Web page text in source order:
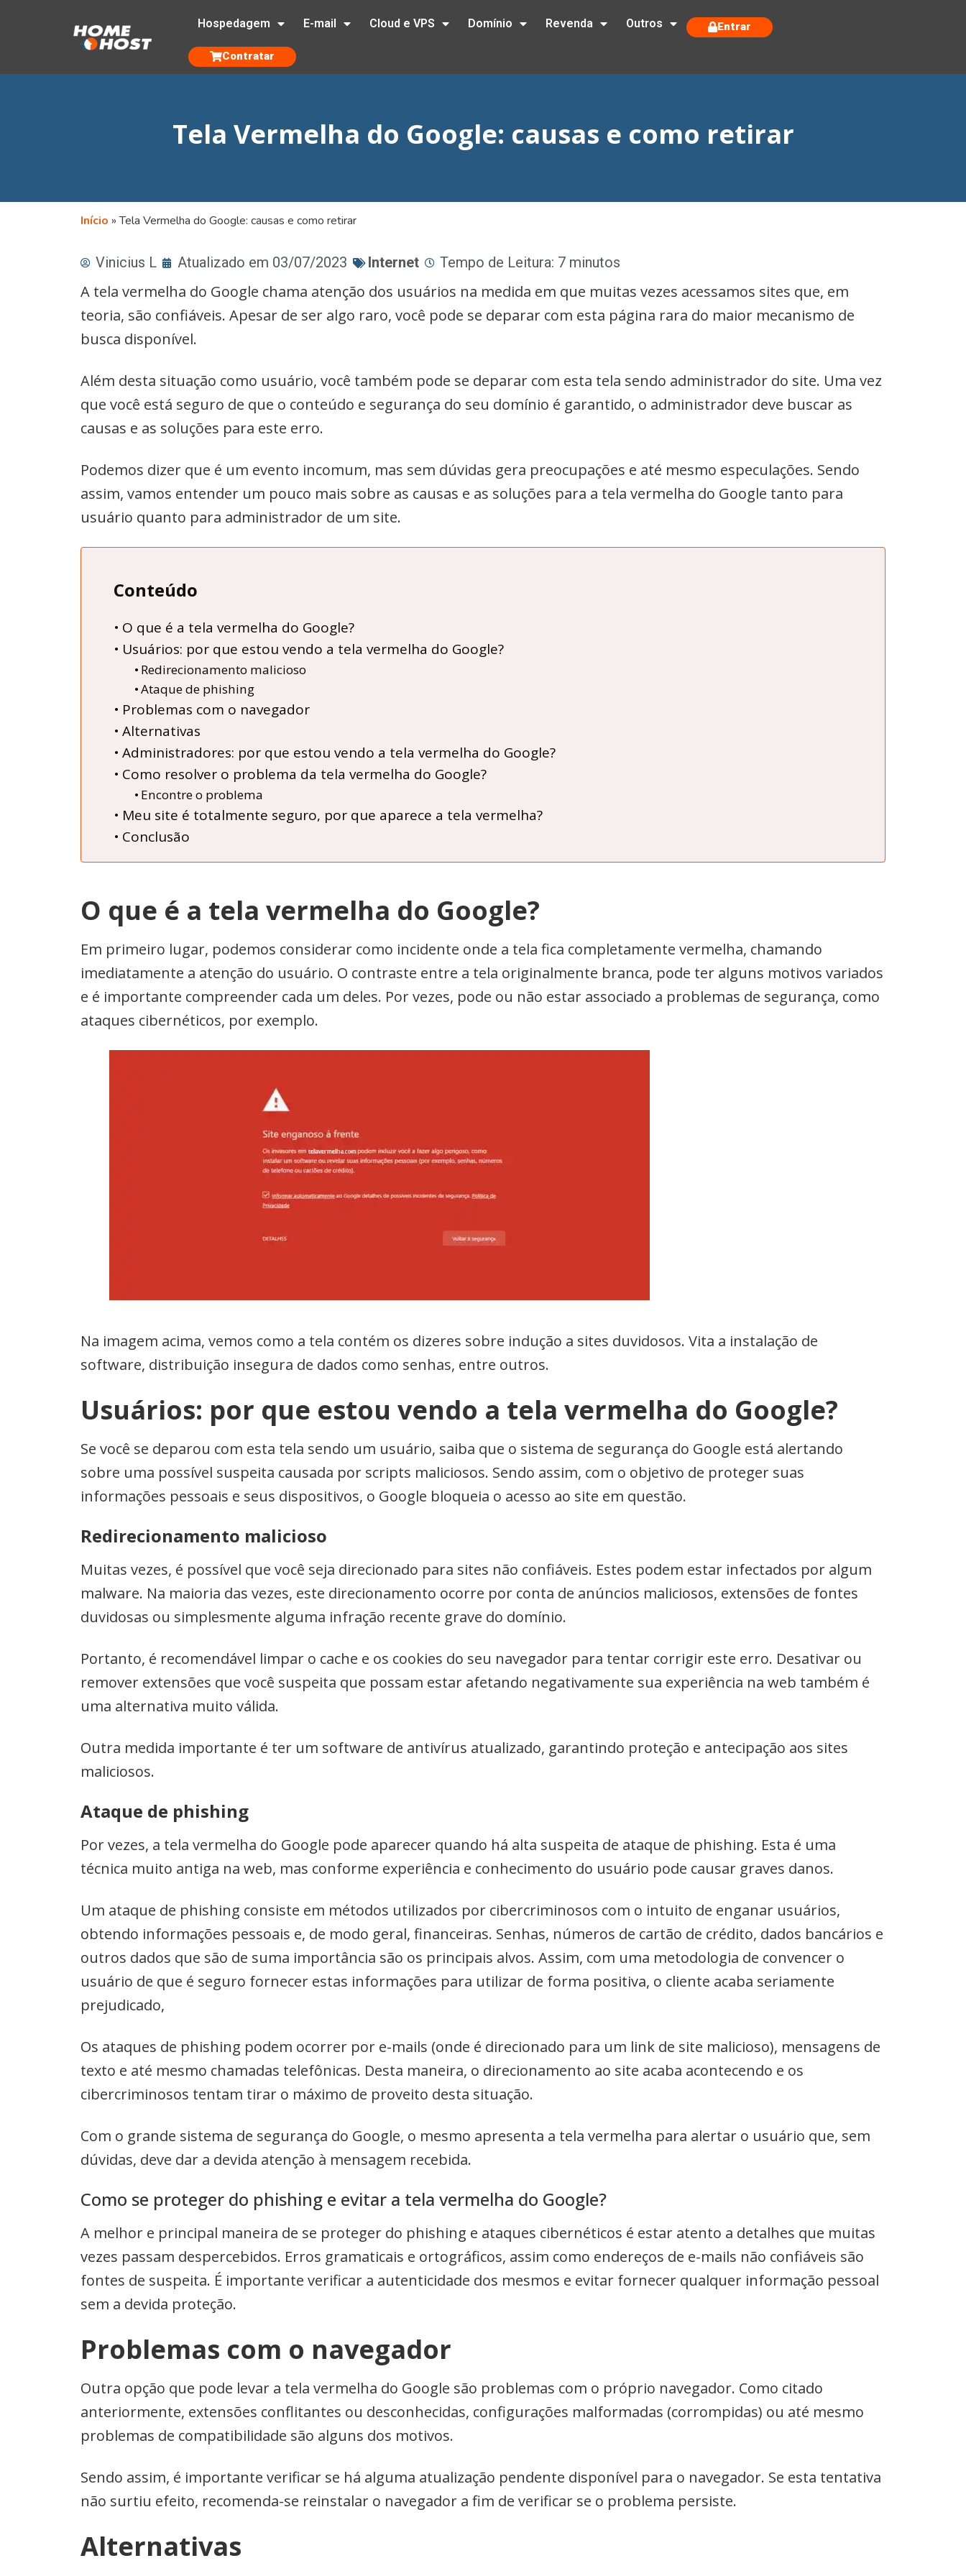
Hospedagem E-mail Cloud e VPS Domínio Revenda Outros Entrar
Contratar
Tela Vermelha do Google: causas e como retirar
Início »Tela Vermelha do Google: causas e como retirar
Vinicius L Atualizado em 03/07/2023 Internet Tempo de Leitura: 7 minutos
A tela vermelha do Google chama atenção dos usuários na medida em que muitas vezes acessamos sites que, em
teoria, são confiáveis. Apesar de ser algo raro, você pode se deparar com esta página rara do maior mecanismo de
busca disponível.
Além desta situação como usuário, você também pode se deparar com esta tela sendo administrador do site. Uma vez
que você está seguro de que o conteúdo e segurança do seu domínio é garantido, o administrador deve buscar as
causas e as soluções para este erro.
Podemos dizer que é um evento incomum, mas sem dúvidas gera preocupações e até mesmo especulações. Sendo
assim, vamos entender um pouco mais sobre as causas e as soluções para a tela vermelha do Google tanto para
usuário quanto para administrador de um site.
Conteúdo
O que é a tela vermelha do Google?
Usuários: por que estou vendo a tela vermelha do Google?
Redirecionamento malicioso
Ataque de phishing
Problemas com o navegador
Alternativas
Administradores: por que estou vendo a tela vermelha do Google?
Como resolver o problema da tela vermelha do Google?
Encontre o problema
Meu site é totalmente seguro, por que aparece a tela vermelha?
Conclusão
O que é a tela vermelha do Google?
Em primeiro lugar, podemos considerar como incidente onde a tela fica completamente vermelha, chamando
imediatamente a atenção do usuário. O contraste entre a tela originalmente branca, pode ter alguns motivos variados
e é importante compreender cada um deles. Por vezes, pode ou não estar associado a problemas de segurança, como
ataques cibernéticos, por exemplo.
Na imagem acima, vemos como a tela contém os dizeres sobre indução a sites duvidosos. Vita a instalação de
software, distribuição insegura de dados como senhas, entre outros.
Usuários: por que estou vendo a tela vermelha do Google?
Se você se deparou com esta tela sendo um usuário, saiba que o sistema de segurança do Google está alertando
sobre uma possível suspeita causada por scripts maliciosos. Sendo assim, com o objetivo de proteger suas
informações pessoais e seus dispositivos, o Google bloqueia o acesso ao site em questão.
Redirecionamento malicioso
Muitas vezes, é possível que você seja direcionado para sites não confiáveis. Estes podem estar infectados por algum
malware. Na maioria das vezes, este direcionamento ocorre por conta de anúncios maliciosos, extensões de fontes
duvidosas ou simplesmente alguma infração recente grave do domínio.
Portanto, é recomendável limpar o cache e os cookies do seu navegador para tentar corrigir este erro. Desativar ou
remover extensões que você suspeita que possam estar afetando negativamente sua experiência na web também é
uma alternativa muito válida.
Outra medida importante é ter um software de antivírus atualizado, garantindo proteção e antecipação aos sites
maliciosos.
Ataque de phishing
Por vezes, a tela vermelha do Google pode aparecer quando há alta suspeita de ataque de phishing. Esta é uma
técnica muito antiga na web, mas conforme experiência e conhecimento do usuário pode causar graves danos.
Um ataque de phishing consiste em métodos utilizados por cibercriminosos com o intuito de enganar usuários,
obtendo informações pessoais e, de modo geral, financeiras. Senhas, números de cartão de crédito, dados bancários e
outros dados que são de suma importância são os principais alvos. Assim, com uma metodologia de convencer o
usuário de que é seguro fornecer estas informações para utilizar de forma positiva, o cliente acaba seriamente
prejudicado,
Os ataques de phishing podem ocorrer por e-mails (onde é direcionado para um link de site malicioso), mensagens de
texto e até mesmo chamadas telefônicas. Desta maneira, o direcionamento ao site acaba acontecendo e os
cibercriminosos tentam tirar o máximo de proveito desta situação.
Com o grande sistema de segurança do Google, o mesmo apresenta a tela vermelha para alertar o usuário que, sem
dúvidas, deve dar a devida atenção à mensagem recebida.
Como se proteger do phishing e evitar a tela vermelha do Google?
A melhor e principal maneira de se proteger do phishing e ataques cibernéticos é estar atento a detalhes que muitas
vezes passam despercebidos. Erros gramaticais e ortográficos, assim como endereços de e-mails não confiáveis são
fontes de suspeita. É importante verificar a autenticidade dos mesmos e evitar fornecer qualquer informação pessoal
sem a devida proteção.
Problemas com o navegador
Outra opção que pode levar a tela vermelha do Google são problemas com o próprio navegador. Como citado
anteriormente, extensões conflitantes ou desconhecidas, configurações malformadas (corrompidas) ou até mesmo
problemas de compatibilidade são alguns dos motivos.
Sendo assim, é importante verificar se há alguma atualização pendente disponível para o navegador. Se esta tentativa
não surtiu efeito, recomenda-se reinstalar o navegador a fim de verificar se o problema persiste.
Alternativas